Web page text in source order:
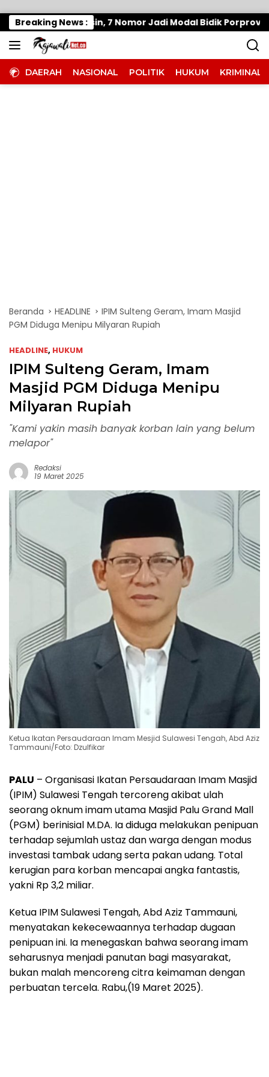
Breaking News :
Mesin, 7 Nomor Jadi Modal Bidik Porprov X
DAERAH NASIONAL POLITIK HUKUM KRIMINAL
Beranda HEADLINE
IPIM Sulteng Geram, Imam Masjid
PGM Diduga Menipu Milyaran Rupiah
HEADLINE, HUKUM
IPIM Sulteng Geram, Imam
Masjid PGM Diduga Menipu
Milyaran Rupiah
"Kami yakin masih banyak korban lain yang belum
melapor"
Redaksi
19 Maret 2025
Ketua Ikatan Persaudaraan Imam Mesjid Sulawesi Tengah, Abd Aziz
Tammauni/Foto: Dzulfikar
PALU – Organisasi Ikatan Persaudaraan Imam Masjid
(IPIM) Sulawesi Tengah tercoreng akibat ulah
seorang oknum imam utama Masjid Palu Grand Mall
(PGM) berinisial M.DA. Ia diduga melakukan penipuan
terhadap sejumlah ustaz dan warga dengan modus
investasi tambak udang serta pakan udang. Total
kerugian para korban mencapai angka fantastis,
yakni Rp 3,2 miliar.
Ketua IPIM Sulawesi Tengah, Abd Aziz Tammauni,
menyatakan kekecewaannya terhadap dugaan
penipuan ini. Ia menegaskan bahwa seorang imam
seharusnya menjadi panutan bagi masyarakat,
bukan malah mencoreng citra keimaman dengan
perbuatan tercela. Rabu,(19 Maret 2025).